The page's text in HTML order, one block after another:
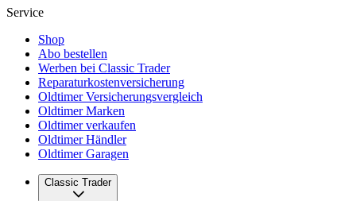
Service
Shop
Abo bestellen
Werben bei Classic Trader
Reparaturkostenversicherung
Oldtimer Versicherungsvergleich
Oldtimer Marken
Oldtimer verkaufen
Oldtimer Händler
Oldtimer Garagen
Classic Trader